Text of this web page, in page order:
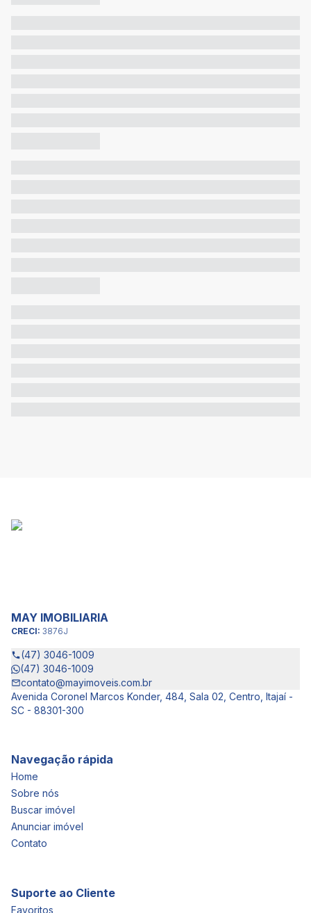
MAY IMOBILIARIA
CRECI: 3876J
(47) 3046-1009
(47) 3046-1009
contato@mayimoveis.com.br
Avenida Coronel Marcos Konder, 484, Sala 02, Centro, Itajaí -
SC - 88301-300
Navegação rápida
Home
Sobre nós
Buscar imóvel
Anunciar imóvel
Contato
Suporte ao Cliente
Favoritos